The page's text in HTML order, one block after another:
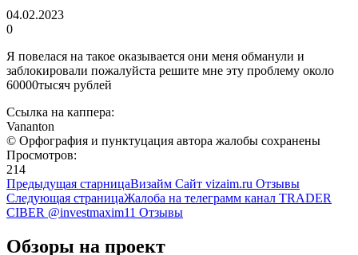
04.02.2023
0
Я повелася на такое оказывается они меня обманули и
заблокировали пожалуйста решите мне эту проблему около
60000тысяч рублей
Ссылка на каппера:
Vananton
© Орфография и пунктуцация автора жалобы сохранены
Просмотров:
214
Предыдущая старницаВизайм Сайт vizaim.ru Отзывы
Следующая страницаЖалоба на телеграмм канал TRADER
CIBER @investmaxim11 Отзывы
Обзоры на проект